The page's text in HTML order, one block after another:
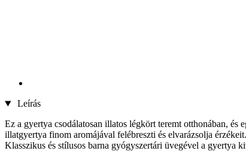
Leírás
Ez a gyertya csodálatosan illatos légkört teremt otthonában,
illatgyertya finom aromájával felébreszti és elvarázsolja érzékeit.
Klasszikus és stílusos barna gyógyszertári üvegével a gyertya